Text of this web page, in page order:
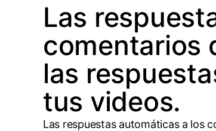
Las
comentarios
las
tus videos.
Las respuestas automáticas a los